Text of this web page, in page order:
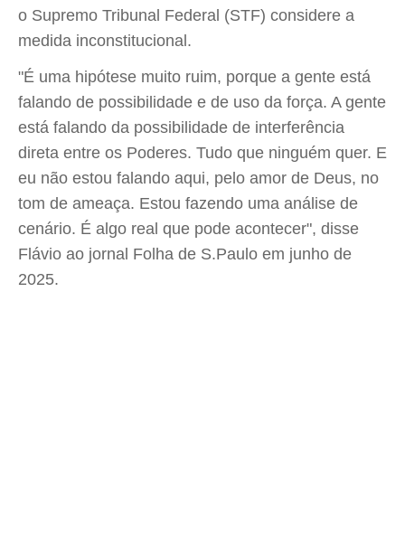
o Supremo Tribunal Federal (STF) considere a
medida inconstitucional.
"É uma hipótese muito ruim, porque a gente está
falando de possibilidade e de uso da força. A gente
está falando da possibilidade de interferência
direta entre os Poderes. Tudo que ninguém quer. E
eu não estou falando aqui, pelo amor de Deus, no
tom de ameaça. Estou fazendo uma análise de
cenário. É algo real que pode acontecer", disse
Flávio ao jornal Folha de S.Paulo em junho de
2025.